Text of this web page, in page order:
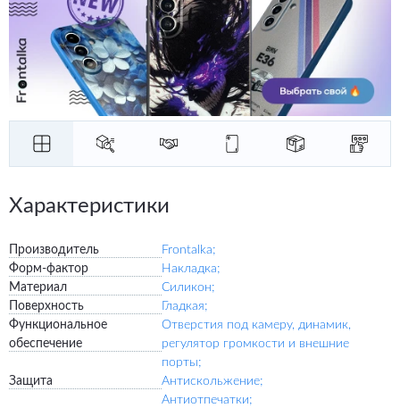
Характеристики
Производитель
Frontalka;
Форм-фактор
Накладка;
Материал
Силикон;
Поверхность
Гладкая;
Функциональное
обеспечение
Отверстия под камеру, динамик,
регулятор громкости и внешние
порты;
Защита
Антискольжение;
Антиотпечатки;